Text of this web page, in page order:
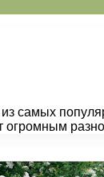
из самых
огромным